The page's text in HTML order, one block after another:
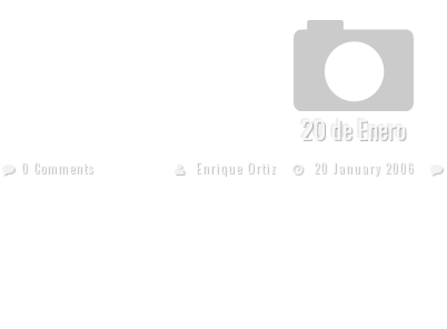
0 Comments
20 de Enero
Enrique Ortiz 20 January 2006